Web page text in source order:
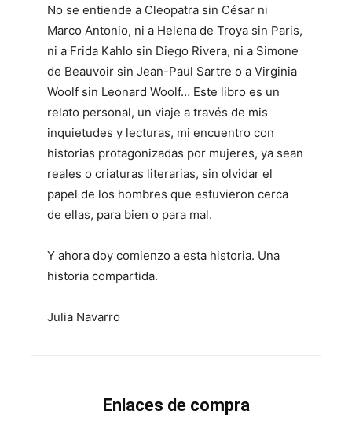
No se entiende a Cleopatra sin César ni
Marco Antonio, ni a Helena de Troya sin Paris,
ni a Frida Kahlo sin Diego Rivera, ni a Simone
de Beauvoir sin Jean-Paul Sartre o a Virginia
Woolf sin Leonard Woolf… Este libro es un
relato personal, un viaje a través de mis
inquietudes y lecturas, mi encuentro con
historias protagonizadas por mujeres, ya sean
reales o criaturas literarias, sin olvidar el
papel de los hombres que estuvieron cerca
de ellas, para bien o para mal.
Y ahora doy comienzo a esta historia. Una
historia compartida.
Julia Navarro
Enlaces de compra